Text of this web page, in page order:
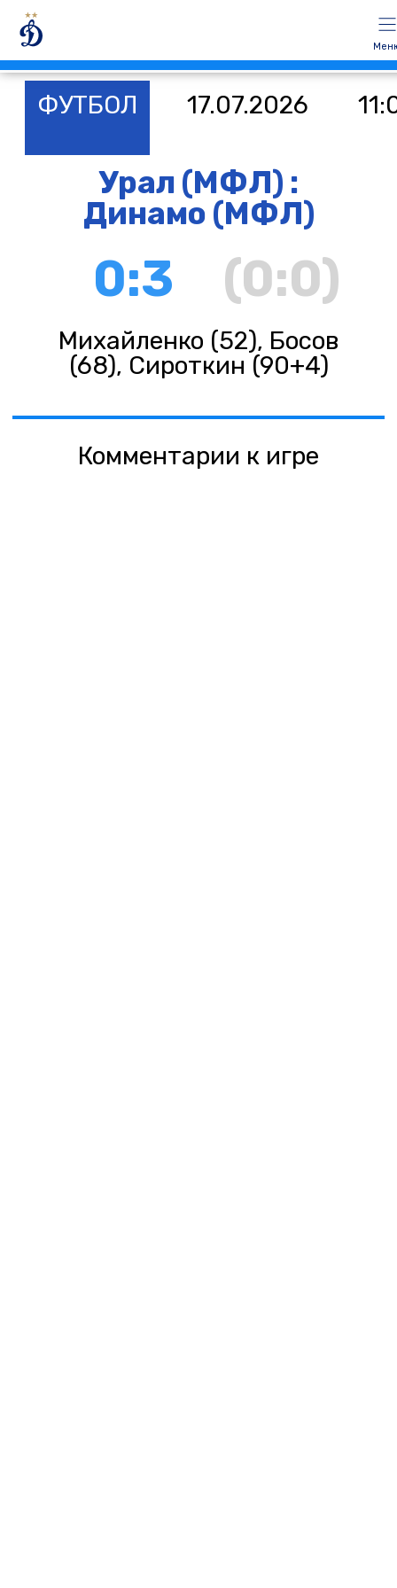
ФУТБОЛ 17.07.2026
Урал (МФЛ) :
Динамо (МФЛ)
0:3 (0:0)
Михайленко (52), Босов
(68), Сироткин (90+4)
Комментарии к игре